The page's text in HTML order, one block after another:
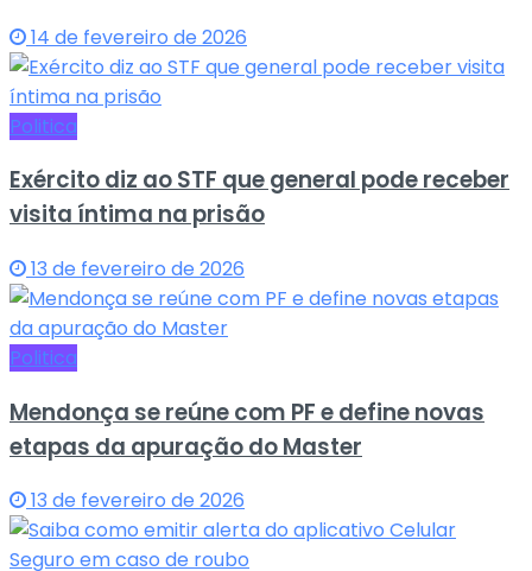
14 de fevereiro de 2026
Politica
Exército diz ao STF que general pode receber
visita íntima na prisão
13 de fevereiro de 2026
Politica
Mendonça se reúne com PF e define novas
etapas da apuração do Master
13 de fevereiro de 2026